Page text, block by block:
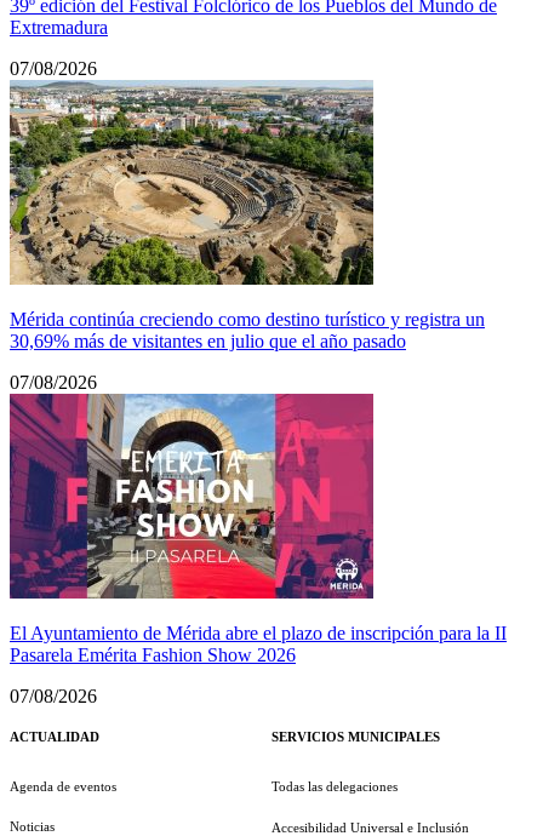
39º edición del Festival Folclórico de los Pueblos del Mundo de
Extremadura
07/08/2026
Mérida continúa creciendo como destino turístico y registra un
30,69% más de visitantes en julio que el año pasado
07/08/2026
El Ayuntamiento de Mérida abre el plazo de inscripción para la II
Pasarela Emérita Fashion Show 2026
07/08/2026
ACTUALIDAD
Agenda de eventos
Noticias
SERVICIOS MUNICIPALES
Todas las delegaciones
Accesibilidad Universal e Inclusión